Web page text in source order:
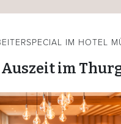
IM HOTEL
Auszeit im